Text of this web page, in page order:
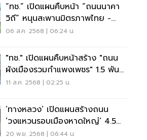
“ทช.” เปิดแผนคืบหน้า “ถนนนาคา
วิถี” หนุนสะพานมิตรภาพไทย -
ลาว แห่งที่ 2
06 ส.ค. 2568 | 06:24 น.
"ทช." เปิดแผนคืบหน้าสร้าง "ถนน
ผังเมืองรวมกำแพงเพชร" 1.5 พัน
ล้าน
11 ส.ค. 2568 | 02:25 น.
‘ทางหลวง’ เปิดแผนสร้างถนน
‘วงแหวนรอบเมืองหาดใหญ่’ 4.5
หมื่นล้าน
20 พ.ย. 2568 | 06:44 น.